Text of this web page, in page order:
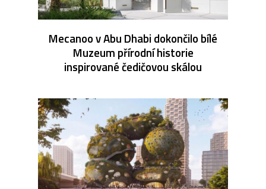
Mecanoo v Abu Dhabi dokončilo bílé
Muzeum přírodní historie
inspirované čedičovou skálou